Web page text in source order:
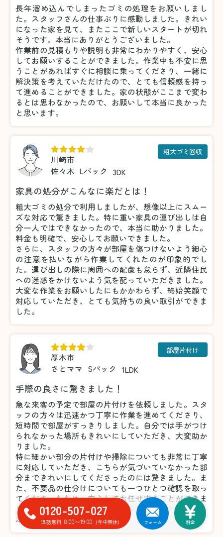
長年溜め込んでしまったゴミの処理をお願いしまし
た。スタッフさんの仕事ぶりに感動しました。きれい
になった家を見て、またここで新しいスタートが切れ
そうです。本当にありがとうございました。
作業前の見積もりや説明も非常にわかりやすく、安心
してお願いすることができました。作業中も不安に思
うことがあればすぐに相談に乗ってくださり、一緒に
解決策を考えていただけたので、とても信頼感を持っ
て進めることができました。家の状態がここまで変わ
るとは思わなかったので、お願いして本当に良かった
と思います。
川崎市
佐々木 Lパック 3DK
粗大ゴミ回収
家具の処分がこんなに楽だとは！
粗大ゴミの処分で利用しましたが、想像以上にスムー
ズな対応で驚きました。特に重い家具の運び出しは自
分一人ではできなかったので、本当に助かりました。
料金も明確で、安心してお願いできました。
さらに、スタッフの方々が部屋を傷つけないよう細心
の注意を払いながら作業してくれたのが印象的でし
た。運び出しの際に周囲への配慮も怠らず、近隣住民
への迷惑をかけないよう気を配っていただきました。
大変な作業をお願いしたにもかかわらず、終始笑顔で
対応していただき、とても気持ちの良い取引ができま
した。
厚木市
さとママ Sパック 1LDK
部屋片付け
手際の良さに驚きました！
急な来客の予定で部屋の片付けを依頼しました。スタ
ッフの方々は迅速かつ丁寧に作業を進めてくださり、
短時間で部屋がすっきりしました。自分では手がつけ
られなかった場所もきれいにしていただき、大変助か
りました。
特に細かい部分の片付けや掃除についても非常に丁寧
に対応していただき、こちらが気づいていなかった部
分まできれいにしてくださったのには驚きました。ま
た、不要品の仕分けについても一つひとつ確認を取っ
てくださったため、安心してお任せすることができま
した。おかげで気持ちよく来客を迎えることができ、
本当に感謝しています。
0120-507-027
通話無料 8:00〜19:00 (年中無休) フォーム 料金